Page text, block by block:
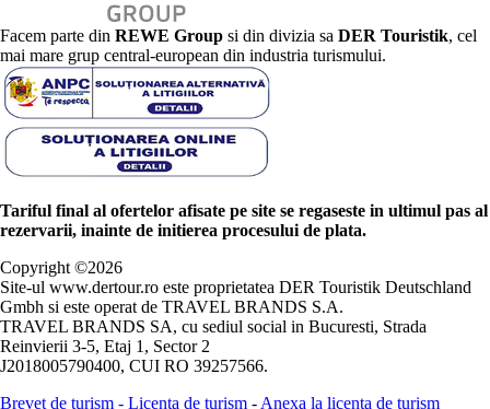
Facem parte din REWE Group si din divizia sa DER Touristik, cel
mai mare grup central-european din industria turismului.
Tariful final al ofertelor afisate pe site se regaseste in ultimul pas al
rezervarii, inainte de initierea procesului de plata.
Copyright ©2026
Site-ul www.dertour.ro este proprietatea DER Touristik Deutschland
Gmbh si este operat de TRAVEL BRANDS S.A.
TRAVEL BRANDS SA, cu sediul social in Bucuresti, Strada
Reinvierii 3-5, Etaj 1, Sector 2
J2018005790400, CUI RO 39257566.
Brevet de turism - Licenta de turism - Anexa la licenta de turism